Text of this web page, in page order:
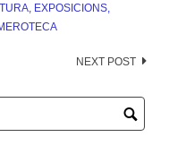
EXPOSICIONS,
NEXT POST